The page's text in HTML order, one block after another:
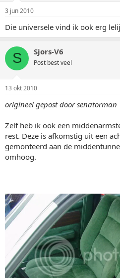
3 jun 2010
Die universele vind ik ook erg
S Sjors-V6
Post best veel
13 okt 2010
origineel gepost door senatorman
Zelf heb ik ook een
rest. Deze is afkomstig uit een
gemonteerd aan de
omhoog.